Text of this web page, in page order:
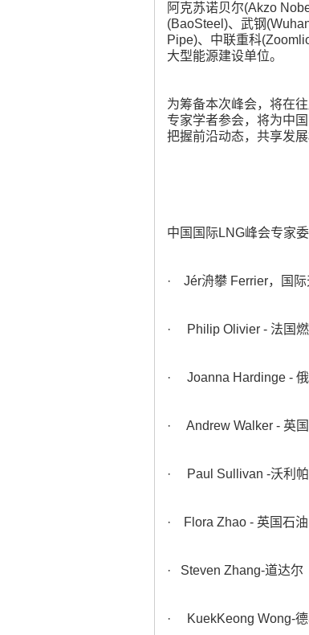
阿克苏诺贝尔(Akzo
(BaoSteel)、武钢
Pipe)、中联重科
大型能源建设单位。
为筹备本次峰会，将在
专家学者参会，将为中
把握前沿动态，共享发展
中国国际LNG峰会专家
· Jér洀攀 Ferrier，国
· Philip Olivier - 法国
· Joanna Hardinge -
· Andrew Walker - 英
· Paul Sullivan -沃利
· Flora Zhao - 英国石
· Steven Zhang-道达尔
· KuekKeong Wong-德